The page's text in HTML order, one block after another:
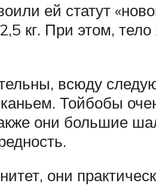
ей статут
кг. При этом, тело
всюду
Тойбобы
они большие
они